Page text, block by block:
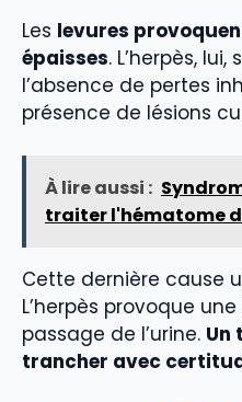
Les levures
épaisses. L’herpès,
l’absence de pertes
présence de lésions
À lire aussi :
traiter l'hématome
Cette dernière cause
L’herpès provoque
passage de l’urine. Un
trancher avec